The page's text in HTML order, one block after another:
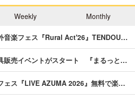
Weekly Monthly
音楽フェス『Rural Act'26』TENDOU…
販売イベントがスタート 『まるっと…
ェス『LIVE AZUMA 2026』無料で楽…